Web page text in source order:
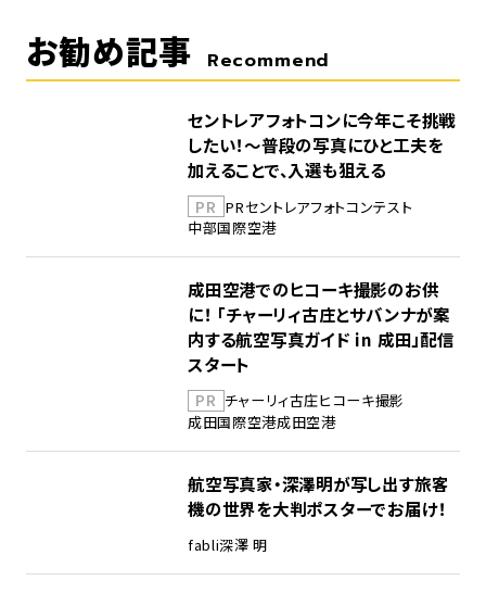
お勧め記事 Recommend
セントレアフォトコンに今年こそ挑戦
したい！～普段の写真にひと工夫を
加えることで、入選も狙える
PR PRセントレアフォトコンテスト
中部国際空港
成田空港でのヒコーキ撮影のお供
に！ 「チャーリィ古庄とサバンナが案
内する航空写真ガイド in 成田」配信
スタート
PR チャーリィ古庄ヒコーキ撮影
成田国際空港成田空港
航空写真家・深澤明が写し出す旅客
機の世界を大判ポスターでお届け！
fabli深澤 明